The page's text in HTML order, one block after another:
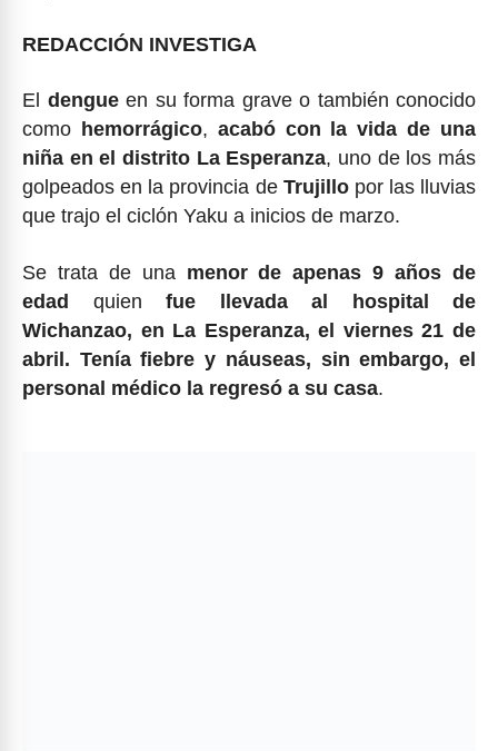
REDACCIÓN INVESTIGA
El dengueen su forma grave o también conocido
como hemorrágico, acabó con la vida de una
niña en el distrito La Esperanza, uno de los más
golpeados en la provincia de Trujillopor las lluvias
que trajo el ciclón Yaku a inicios de marzo.
Se trata de una menor de apenas 9 años de
edad quien fue llevada al hospital de
Wichanzao, en La Esperanza, el viernes 21 de
abril. Tenía fiebre y náuseas, sin embargo, el
personal médico la regresó a su casa.